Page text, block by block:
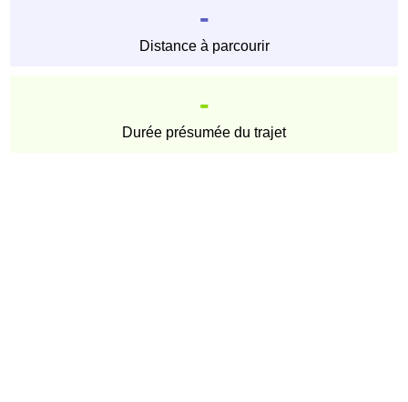
-
Distance à parcourir
-
Durée présumée du trajet